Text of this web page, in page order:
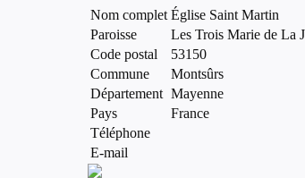
Nom complet Église Saint Martin
Paroisse
Les Trois Marie de La
Code postal
53150
Commune
Montsûrs
Département Mayenne
Pays
France
Téléphone
E-mail